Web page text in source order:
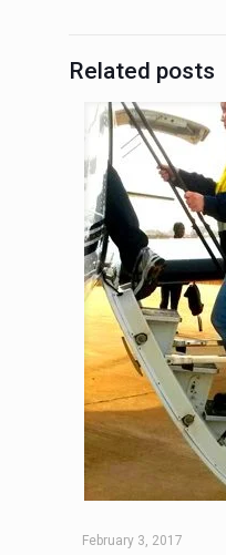
Related posts
February 3, 2017